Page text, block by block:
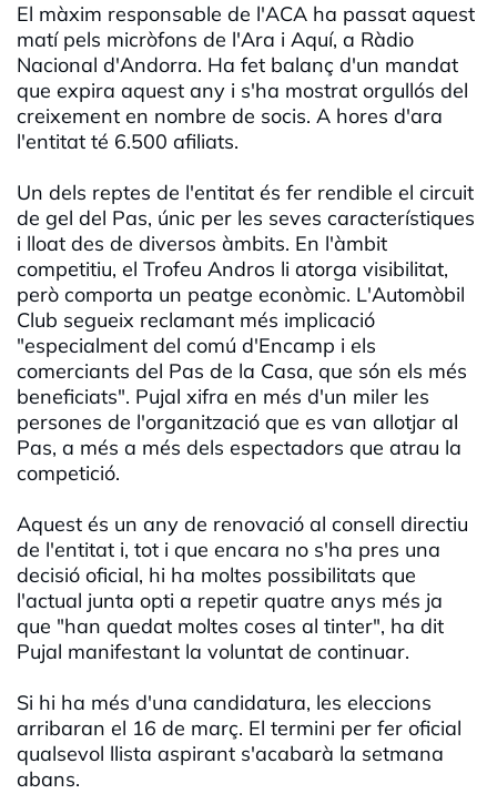
El màxim responsable de l'ACA ha passat aquest
matí pels micròfons de l'Ara i Aquí, a Ràdio
Nacional d'Andorra. Ha fet balanç d'un mandat
que expira aquest any i s'ha mostrat orgullós del
creixement en nombre de socis. A hores d'ara
l'entitat té 6.500 afiliats.
Un dels reptes de l'entitat és fer rendible el circuit
de gel del Pas, únic per les seves característiques
i lloat des de diversos àmbits. En l'àmbit
competitiu, el Trofeu Andros li atorga visibilitat,
però comporta un peatge econòmic. L'Automòbil
Club segueix reclamant més implicació
"especialment del comú d'Encamp i els
comerciants del Pas de la Casa, que són els més
beneficiats". Pujal xifra en més d'un miler les
persones de l'organització que es van allotjar al
Pas, a més a més dels espectadors que atrau la
competició.
Aquest és un any de renovació al consell directiu
de l'entitat i, tot i que encara no s'ha pres una
decisió oficial, hi ha moltes possibilitats que
l'actual junta opti a repetir quatre anys més ja
que "han quedat moltes coses al tinter", ha dit
Pujal manifestant la voluntat de continuar.
Si hi ha més d'una candidatura, les eleccions
arribaran el 16 de març. El termini per fer oficial
qualsevol llista aspirant s'acabarà la setmana
abans.